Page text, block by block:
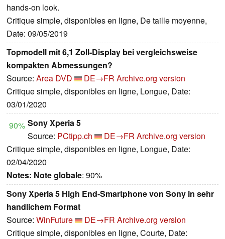
hands-on look.
Critique simple, disponibles en ligne, De taille moyenne,
Date: 09/05/2019
Topmodell mit 6,1 Zoll-Display bei vergleichsweise
kompakten Abmessungen?
Source: Area DVD DE→FR Archive.org version
Critique simple, disponibles en ligne, Longue, Date:
03/01/2020
90% Sony Xperia 5
Source: PCtipp.ch DE→FR Archive.org version
Critique simple, disponibles en ligne, Longue, Date:
02/04/2020
Notes: Note globale: 90%
Sony Xperia 5 High End-Smartphone von Sony in sehr
handlichem Format
Source: WinFuture DE→FR Archive.org version
Critique simple, disponibles en ligne, Courte, Date: